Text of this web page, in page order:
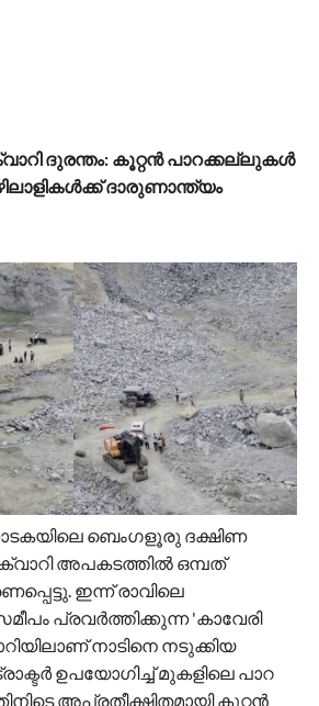
ദുരന്തം: കൂറ്റൻ പാറക്കല്ലുകൾ
ദാരുണാന്ത്യം
ബെംഗളൂരു ദക്ഷിണ
അപകടത്തിൽ ഒമ്പത്
ഇന്ന് രാവിലെ
പ്രവർത്തിക്കുന്ന 'കാവേരി
നാടിനെ നടുക്കിയ
ഉപയോഗിച്ച് മുകളിലെ പാറ
അപ്രതീക്ഷിതമായി കൂറ്റൻ